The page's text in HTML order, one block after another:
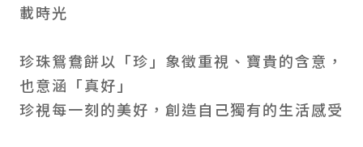
載時光
珍珠鴛鴦餅以「珍」象徵重視、寶貴的含意，
也意涵「真好」
珍視每一刻的美好，創造自己獨有的生活感受